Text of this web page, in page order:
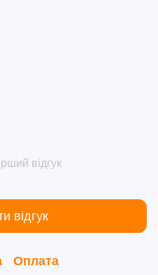
відгук
відгук
Оплата